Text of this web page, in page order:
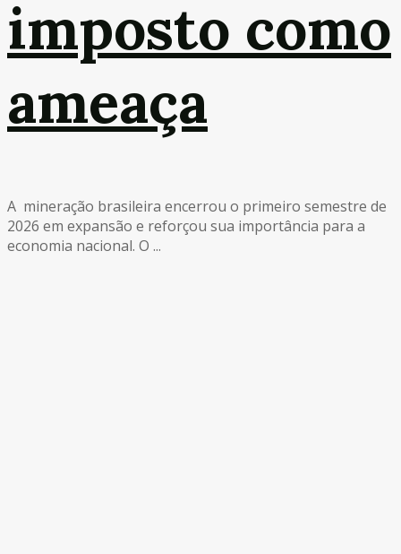
imposto como
ameaça
A mineração brasileira encerrou o primeiro semestre de
2026 em expansão e reforçou sua importância para a
economia nacional. O ...